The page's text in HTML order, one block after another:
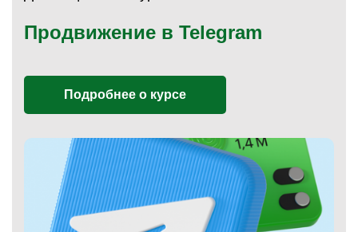
Продвижение в Telegram
Подробнее о курсе